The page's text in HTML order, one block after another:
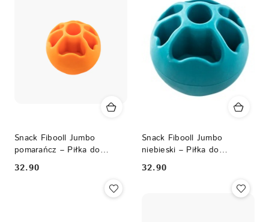
Snack Fibooll Jumbo
pomarańcz – Piłka do
wypełniania smakołykami
Cena:
32.90
Snack Fibooll Jumbo
niebieski – Piłka do
wypełniania smakołykami
Cena:
32.90